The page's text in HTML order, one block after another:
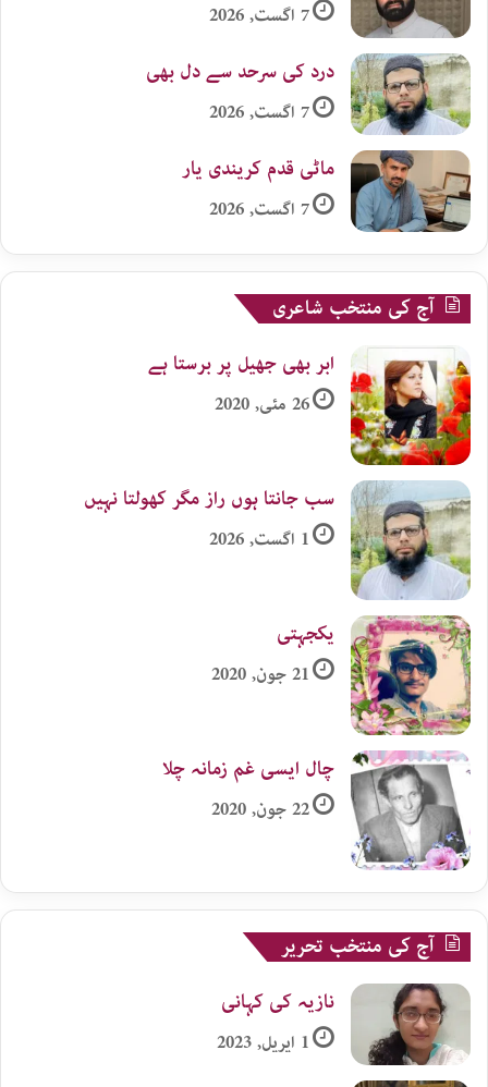
7 اگست, 2026
درد کی سرحد سے دل بھی
7 اگست, 2026
ماٹی قدم کریندی یار
7 اگست, 2026
آج کی منتخب شاعری
ابر بھی جھیل پر برستا ہے
26 مئی, 2020
سب جانتا ہوں راز مگر کھولتا نہیں
1 اگست, 2026
یکجہتی
21 جون, 2020
چال ایسی غم زمانہ چلا
22 جون, 2020
آج کی منتخب تحریر
نازیہ کی کہانی
1 اپریل, 2023